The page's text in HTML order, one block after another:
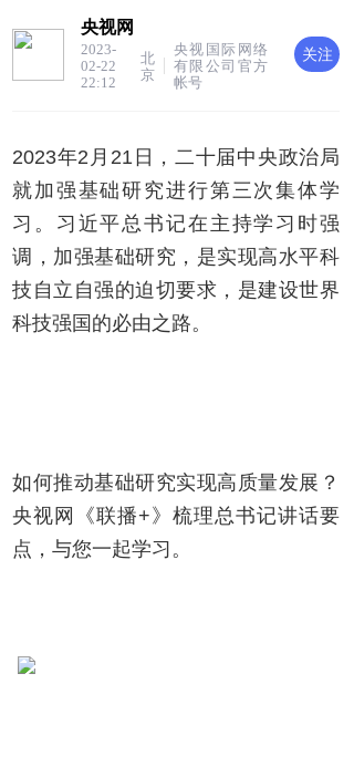
央视网
2023-
02-22
22:12
北
京
央视国际网络
有限公司官方
帐号
关注
2023年2月21日，二十届中央政治局
就加强基础研究进行第三次集体学
习。习近平总书记在主持学习时强
调，加强基础研究，是实现高水平科
技自立自强的迫切要求，是建设世界
科技强国的必由之路。
如何推动基础研究实现高质量发展？
央视网《联播+》梳理总书记讲话要
点，与您一起学习。